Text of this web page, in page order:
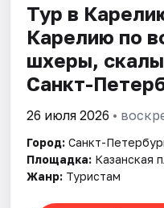
Тур в
Карелию по
шхеры,
Санкт-
26 июля 2026 •
Город: Санкт-
Площадка: Казанская
Жанр: Туристам